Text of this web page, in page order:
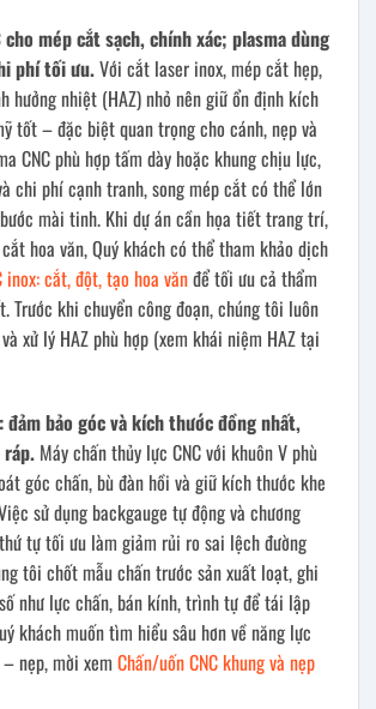
mép cắt sạch, chính xác; plasma dùng
phí tối ưu.Với cắt laser inox, mép cắt hẹp,
hưởng nhiệt (HAZ) nhỏ nên giữ ổn định kích
tốt – đặc biệt quan trọng cho cánh, nẹp và
CNC phù hợp tấm dày hoặc khung chịu lực,
chi phí cạnh tranh, song mép cắt có thể lớn
mài tinh. Khi dự án cần họa tiết trang trí,
hoa văn, Quý khách có thể tham khảo dịch
inox: cắt, đột, tạo hoa vănđể tối ưu cả thẩm
Trước khi chuyển công đoạn, chúng tôi luôn
xử lý HAZ phù hợp (xem khái niệm HAZ tại
đảm bảo góc và kích thước đồng nhất,
Máy chấn thủy lực CNC với khuôn V phù
góc chấn, bù đàn hồi và giữ kích thước khe
sử dụng backgauge tự động và chương
tự tối ưu làm giảm rủi ro sai lệch đường
tôi chốt mẫu chấn trước sản xuất loạt, ghi
như lực chấn, bán kính, trình tự để tái lập
khách muốn tìm hiểu sâu hơn về năng lực
nẹp, mời xem Chấn/uốn CNC khung và nẹp